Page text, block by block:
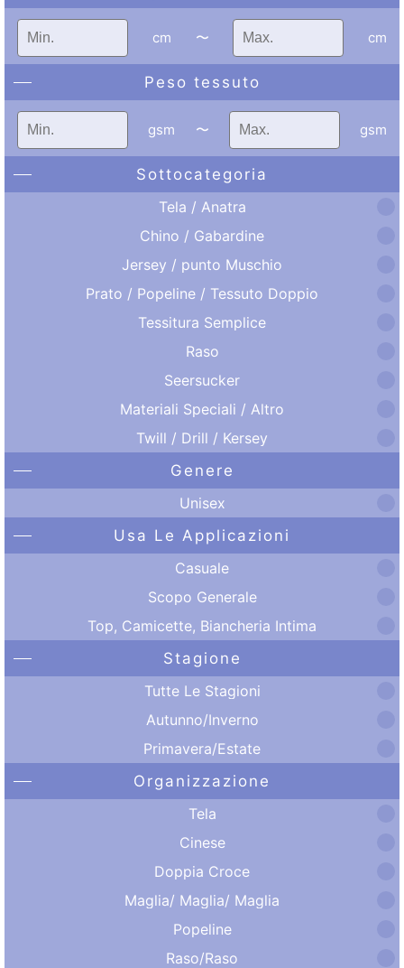
cm 〜 cm
Peso tessuto
gsm 〜 gsm
Sottocategoria
Tela / Anatra
Chino / Gabardine
Jersey / punto Muschio
Prato / Popeline / Tessuto Doppio
Tessitura Semplice
Raso
Seersucker
Materiali Speciali / Altro
Twill / Drill / Kersey
Genere
Unisex
Usa Le Applicazioni
Casuale
Scopo Generale
Top, Camicette, Biancheria Intima
Stagione
Tutte Le Stagioni
Autunno/Inverno
Primavera/Estate
Organizzazione
Tela
Cinese
Doppia Croce
Maglia/ Maglia/ Maglia
Popeline
Raso/Raso